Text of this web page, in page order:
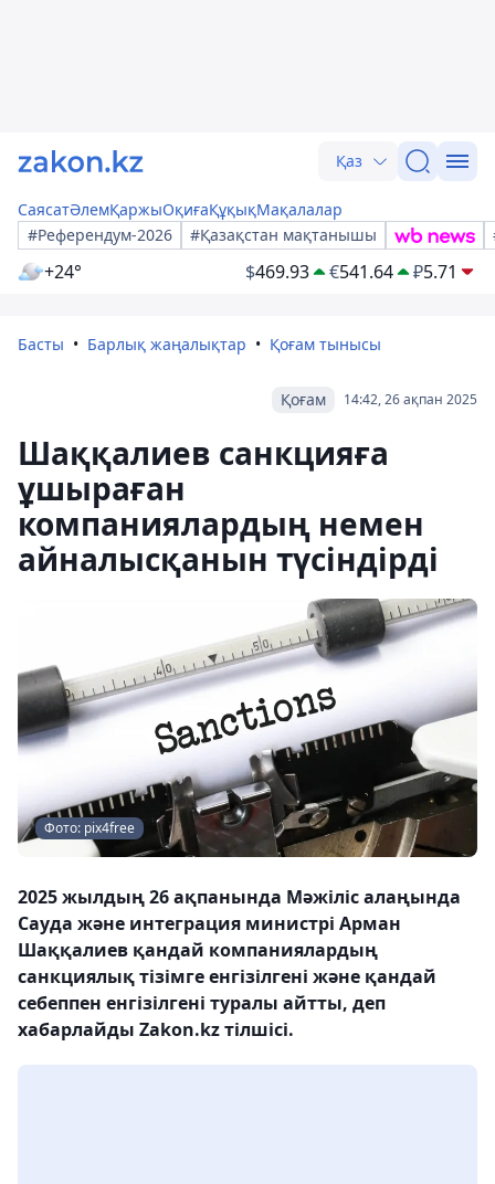
Қаз
СаясатӘлемҚаржыОқиғаҚұқықМақалалар
#Референдум-2026
#Қазақстан мақтанышы
+24° $469.93 €541.64 ₽5.71
Басты Барлық жаңалықтар Қоғам тынысы
14:42, 26 ақпан 2025
Қоғам
Шаққалиев санкцияға
ұшыраған
компаниялардың немен
айналысқанын түсіндірді
Фото: pix4free
2025 жылдың 26 ​​ақпанында Мәжіліс алаңында
Сауда және интеграция министрі Арман
Шаққалиев қандай компаниялардың
санкциялық тізімге енгізілгені және қандай
себеппен енгізілгені туралы айтты, деп
хабарлайды Zakon.kz тілшісі.